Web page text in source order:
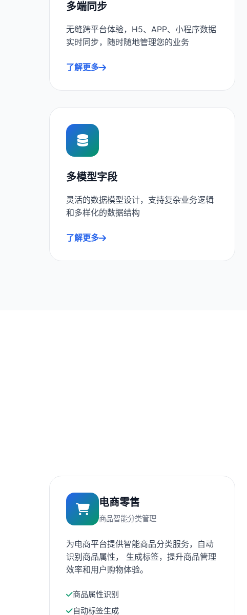
多端同步
无缝跨平台体验，H5、APP、小程序数据
实时同步，随时随地管理您的业务
了解更多
多模型字段
灵活的数据模型设计，支持复杂业务逻辑
和多样化的数据结构
了解更多
电商零售
商品智能分类管理
为电商平台提供智能商品分类服务，自动
识别商品属性， 生成标签，提升商品管理
效率和用户购物体验。
商品属性识别
自动标签生成